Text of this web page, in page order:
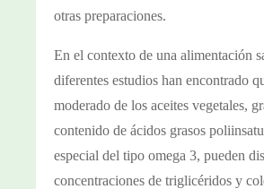
otras preparaciones.
En el contexto de una alimentación
diferentes estudios han encontrado
moderado de los aceites vegetales,
contenido de ácidos grasos
especial del tipo omega 3, pueden
concentraciones de triglicéridos y